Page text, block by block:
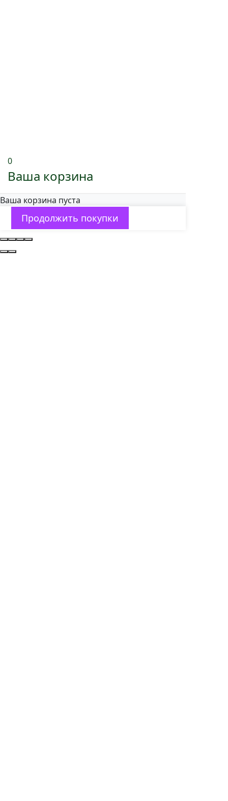
0
Ваша корзина
Ваша корзина пуста
Продолжить покупки